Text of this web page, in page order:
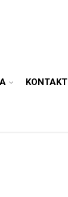
KONTAKT